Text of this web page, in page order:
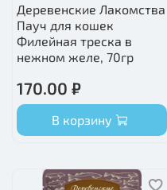
Деревенские Лакомства
Пауч для кошек
Филейная треска в
нежном желе, 70гр
170.00 ₽
В корзину